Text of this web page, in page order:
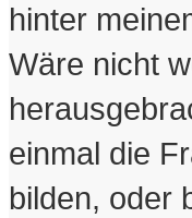
hinter
Wäre nicht
einmal die
bilden, oder